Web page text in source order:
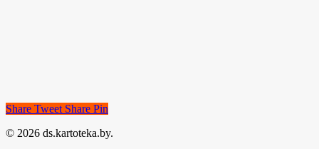
Share Tweet Share Pin
© 2026 ds.kartoteka.by.